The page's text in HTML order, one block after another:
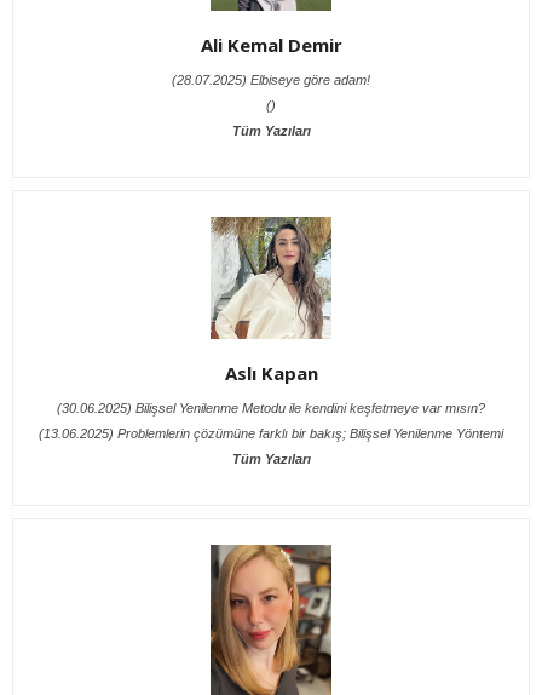
Ali Kemal Demir
(28.07.2025) Elbiseye göre adam!
()
Tüm Yazıları
Aslı Kapan
(30.06.2025) Bilişsel Yenilenme Metodu ile kendini keşfetmeye var mısın?
(13.06.2025) Problemlerin çözümüne farklı bir bakış; Bilişsel Yenilenme Yöntemi
Tüm Yazıları